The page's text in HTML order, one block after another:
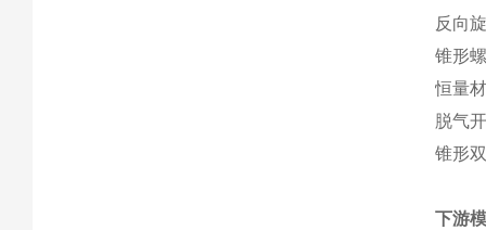
反向
锥形
恒量
脱气
锥形
下游